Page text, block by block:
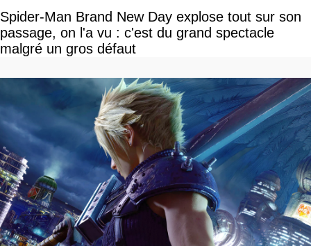
Spider-Man Brand New Day explose tout sur son
passage, on l'a vu : c'est du grand spectacle
malgré un gros défaut